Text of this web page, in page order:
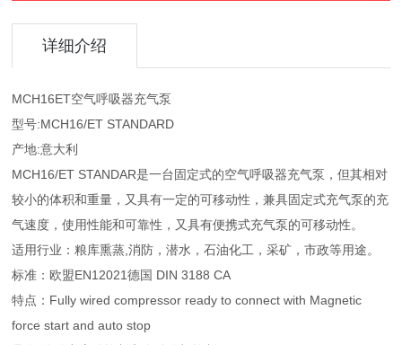
详细介绍
MCH16ET空气呼吸器充气泵
型号:MCH16/ET STANDARD
产地:意大利
MCH16/ET STANDAR是一台固定式的空气呼吸器充气泵，但其相对
较小的体积和重量，又具有一定的可移动性，兼具固定式充气泵的充
气速度，使用性能和可靠性，又具有便携式充气泵的可移动性。
适用行业：粮库熏蒸,消防，潜水，石油化工，采矿，市政等用途。
标准：欧盟EN12021德国 DIN 3188 CA
特点：Fully wired compressor ready to connect with Magnetic
force start and auto stop